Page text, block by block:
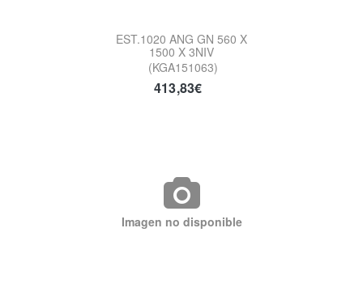
EST.1020 ANG GN 560 X
1500 X 3NIV
(KGA151063)
413,83€
Imagen no disponible